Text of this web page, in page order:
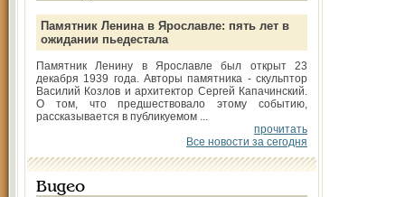
Памятник Ленина в Ярославле: пять лет в
ожидании пьедестала
Памятник Ленину в Ярославле был открыт 23
декабря 1939 года. Авторы памятника - скульптор
Василий Козлов и архитектор Сергей Капачинский.
О том, что предшествовало этому событию,
рассказывается в публикуемом ...
прочитать
Все новости за сегодня
Видео